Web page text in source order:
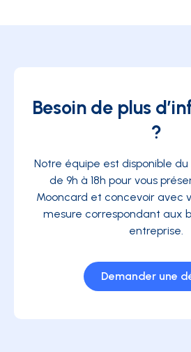
Besoin de plus
?
Notre équipe est disponible
de 9h à 18h pour vous
Mooncard et concevoir avec
mesure correspondant aux
entreprise.
Demander une